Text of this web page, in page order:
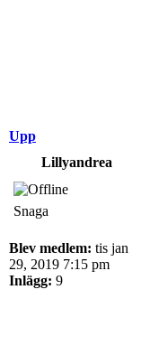
Upp
Lillyandrea
Snaga
Blev medlem: tis jan
29, 2019 7:15 pm
Inlägg: 9